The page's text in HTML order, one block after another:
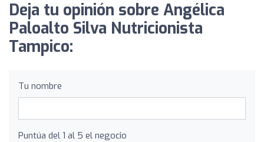
Deja tu opinión sobre Angélica
Paloalto Silva Nutricionista
Tampico:
Tu nombre
Puntúa del 1 al 5 el negocio